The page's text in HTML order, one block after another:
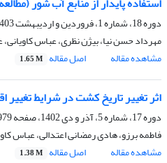
دوره 18، شماره 1، فروردین و اردیبهشت 1403، صفحه
مهرداد حسن نیا، بیژن نظری، عباس
مشاهده مقاله
اصل مقاله 1.65 M
اثر تغییر تاریخ کشت در شرایط تغییر
دوره 17، شماره 5، آذر و دی 1402، صفحه
995
فاطمه برزو، هادی رمضانی اعتدالی، عباس
مشاهده مقاله
اصل مقاله 1.38 M